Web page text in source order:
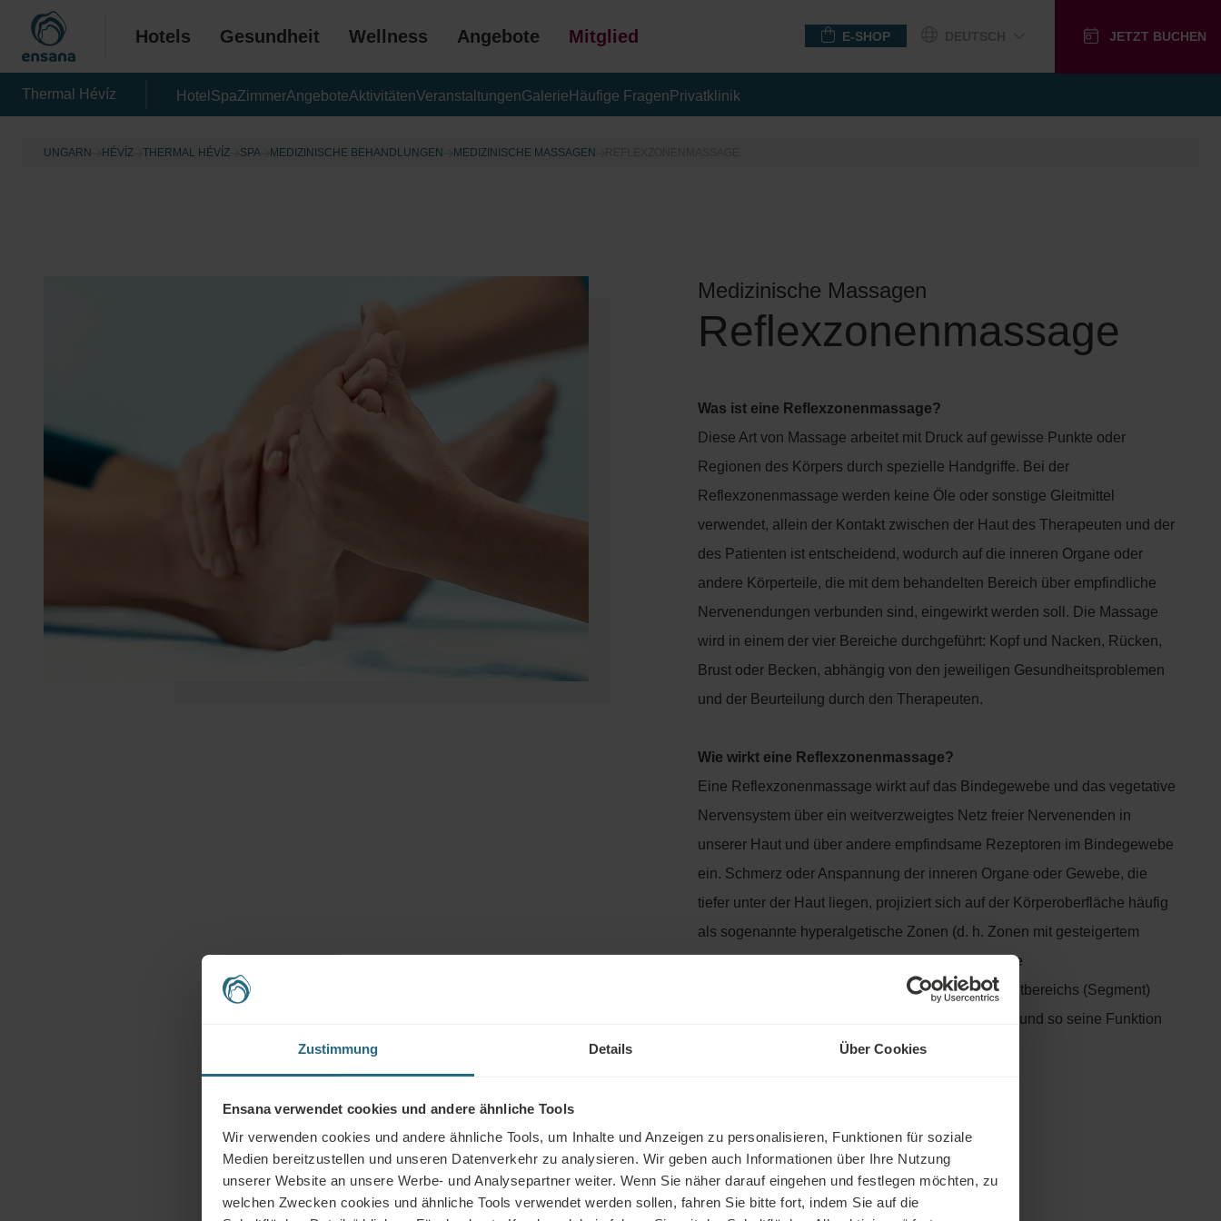
Zustimmung Details Über Cookies
Ensana verwendet cookies und andere ähnliche Tools
Wir verwenden cookies und andere ähnliche Tools, um Inhalte und Anzeigen zu personalisieren, Funktionen für soziale
Medien bereitzustellen und unseren Datenverkehr zu analysieren. Wir geben auch Informationen über Ihre Nutzung
unserer Website an unsere Werbe- und Analysepartner weiter. Wenn Sie näher darauf eingehen und festlegen möchten, zu
welchen Zwecken cookies und ähnliche Tools verwendet werden sollen, fahren Sie bitte fort, indem Sie auf die
Hotels Gesundheit Wellness Angebote Mitgliedschaft E-SHOP JETZT BUCHEN
Thermal Hévíz Hotel SpaZimmerAngeboteAktivitätenVeranstaltungenGalerie Häufige Fragen Privatklinik
UNGARN HÉVÍZ THERMAL HÉVÍZ SPA MEDIZINISCHE BEHANDLUNGEN MEDIZINISCHE MASSAGEN
Medizinische Massagen
Reflexzonenmassage
Was ist eine Reflexzonenmassage?
Diese Art von Massage arbeitet mit Druck auf gewisse Punkte oder
Regionen des Körpers durch spezielle Handgriffe. Bei der
Reflexzonenmassage werden keine Öle oder sonstige Gleitmittel
verwendet, allein der Kontakt zwischen der Haut des Therapeuten und der
des Patienten ist entscheidend, wodurch auf die inneren Organe oder
andere Körperteile, die mit dem behandelten Bereich über empfindliche
Nervenendungen verbunden sind, eingewirkt werden soll. Die Massage
wird in einem der vier Bereiche durchgeführt: Kopf und Nacken, Rücken,
Brust oder Becken, abhängig von den jeweiligen Gesundheitsproblemen
und der Beurteilung durch den Therapeuten.
Wie wirkt eine Reflexzonenmassage?
Eine Reflexzonenmassage wirkt auf das Bindegewebe und das vegetative
Nervensystem über ein weitverzweigtes Netz freier Nervenenden in
unserer Haut und über andere empfindsame Rezeptoren im Bindegewebe
ein. Schmerz oder Anspannung der inneren Organe oder Gewebe, die
tiefer unter der Haut liegen, projiziert sich auf der Körperoberfläche häufig
als sogenannte hyperalgetische Zonen (d. h. Zonen mit gesteigertem
Schmerzempfinden) oder Triggerpunkte. Durch die
Oberflächenbehandlung des entsprechenden Hautbereichs (Segment)
können wir tiefer liegendes Gewebe beeinflussen und so seine Funktion
Ärztliche Verordnung:erfordelich